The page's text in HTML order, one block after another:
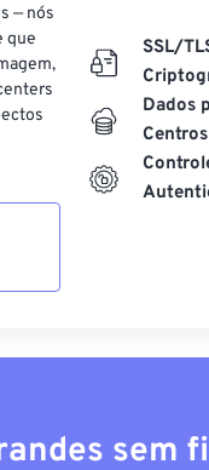
— nós
que
SSL/
Dados
Centros
sem